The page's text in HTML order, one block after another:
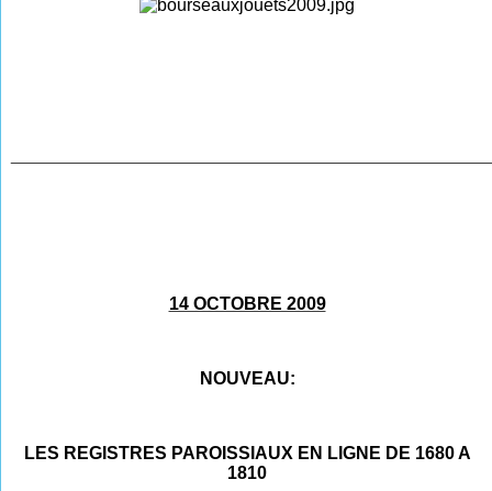
14 OCTOBRE 2009
NOUVEAU:
LES REGISTRES PAROISSIAUX EN LIGNE DE 1680 A
1810